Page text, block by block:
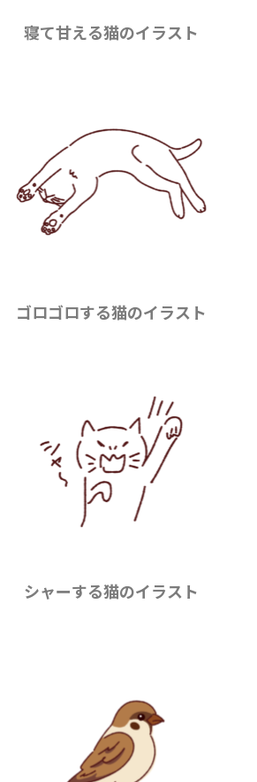
寝て甘える猫のイラスト
ゴロゴロする猫のイラスト
シャーする猫のイラスト